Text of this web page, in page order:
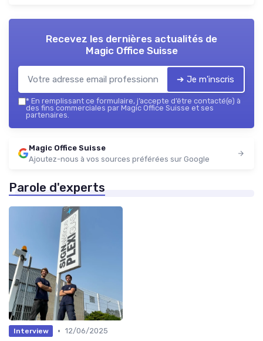
Recevez les dernières actualités de
Magic Office Suisse
➔ Je m'inscris
* En remplissant ce formulaire, j’accepte d’être contacté(e) à
des fins commerciales par Magic Office Suisse et ses
partenaires.
Magic Office Suisse
Ajoutez-nous à vos sources préférées sur Google
Parole d'experts
Interview • 12/06/2025